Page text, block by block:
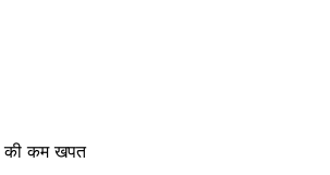
की कम खपत